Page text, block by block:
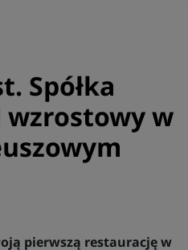
Spółka
w
pierwszą restaurację w